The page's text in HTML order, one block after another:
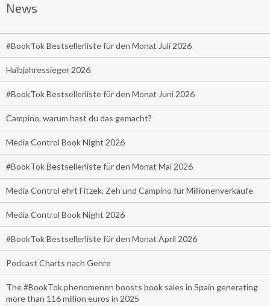
News
#BookTok Bestsellerliste für den Monat Juli 2026
Halbjahressieger 2026
#BookTok Bestsellerliste für den Monat Juni 2026
Campino, warum hast du das gemacht?
Media Control Book Night 2026
#BookTok Bestsellerliste für den Monat Mai 2026
Media Control ehrt Fitzek, Zeh und Campino für Millionenverkäufe
Media Control Book Night 2026
#BookTok Bestsellerliste für den Monat April 2026
Podcast Charts nach Genre
The #BookTok phenomenon boosts book sales in Spain generating
more than 116 million euros in 2025